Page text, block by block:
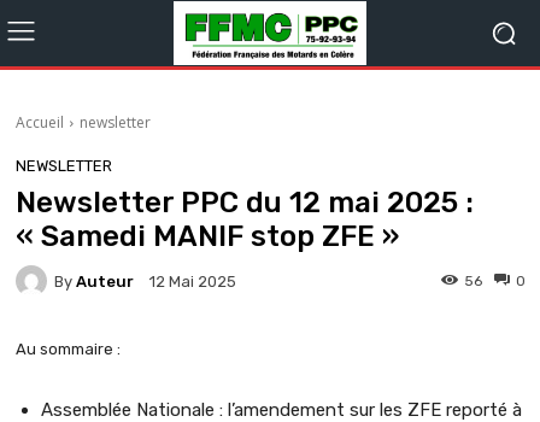
Accueil newsletter
NEWSLETTER
Newsletter PPC du 12 mai 2025 :
« Samedi MANIF stop ZFE »
By Auteur 12 Mai 2025 0
56
Au sommaire :
Assemblée Nationale : l’amendement sur les ZFE reporté à